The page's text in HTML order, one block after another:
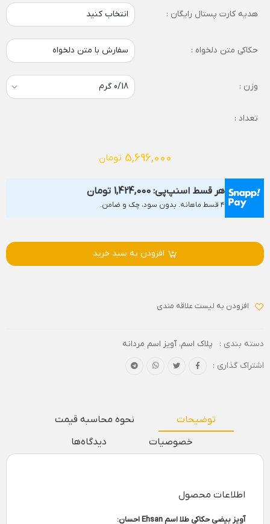
هدیه کارت پستال رایگان : انتخاب کنید
حکاکی متن دلخواه : سفارش با متن دلخواه
وزن :
تعداد :
5,696,000 تومان
هر قسط اسنپ‌پی: 1,424,000 تومان
۴ قسط ماهانه. بدون سود، چک و ضامن.
افزودن به سبد خرید
افزودن به لیست علاقه مندی
دسته بندی : پلاک اسم،آویز اسم مردانه
اشتراک گذاری :
توضیحات
نحوه محاسبه قیمت
خصوصیات
دیدگاه‌ها
اطلاعات محصول
آویز بیضی حکاکی طلا اسم Ehsan احسان: